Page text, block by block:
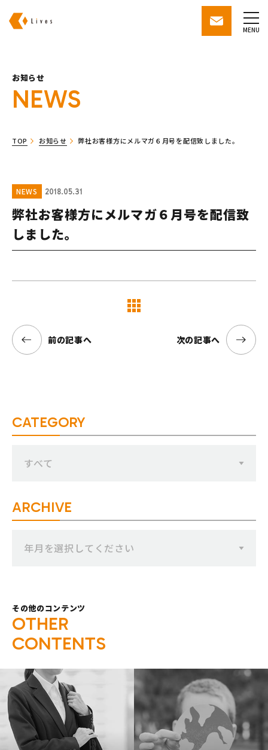
contactMENU
お知らせ
NEWS
TOP お知らせ 弊社お客様方にメルマガ６月号を配信致しました。
NEWS 2018.05.31
弊社お客様方にメルマガ６月号を配信致
しました。
前の記事へ 次の記事へ
CATEGORY
すべて
ARCHIVE
年月を選択してください
その他のコンテンツ
OTHER
CONTENTS